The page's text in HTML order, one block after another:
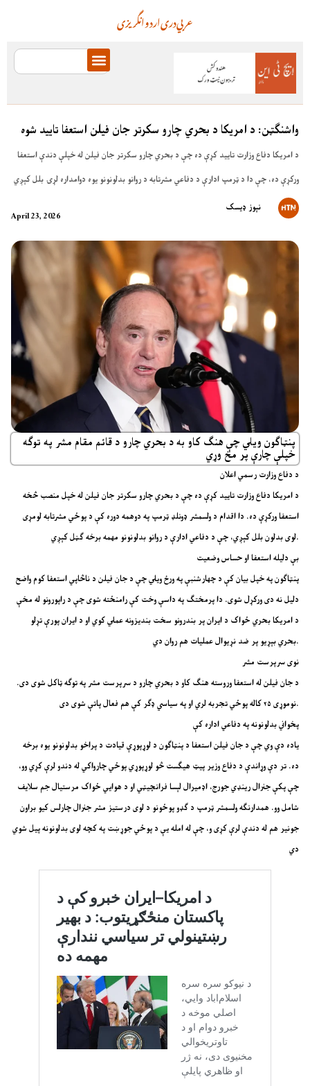
انگریزیاردودریعربي
واشنګټن: د امریکا د بحري چارو سکرتر جان فیلن استعفا تایید شوه
د امریکا دفاع وزارت تایید کړې ده چې د بحري چارو سکرتر جان فیلن له خپلې دندې استعفا
ورکړې ده، چې دا د ټرمپ ادارې د دفاعي مشرتابه د روانو بدلونونو یوه دوامداره لړۍ بلل کېږي
April 23, 2026
نېوز ډیسک
پنټاګون ویلي چې هنګ کاو به د بحري چارو د قائم مقام مشر په توګه
خپلې چارې پر مخ وړي
د دفاع وزارت رسمي اعلان
د امریکا دفاع وزارت تایید کړې ده چې د بحري چارو سکرتر جان فیلن له خپل منصب څخه
استعفا ورکړې ده. دا اقدام د ولسمشر ډونلډ ټرمپ په دوهمه دوره کې د پوځي مشرتابه لومړی
لوی بدلون بلل کېږي، چې د دفاعي ادارې د روانو بدلونونو مهمه برخه ګڼل کېږي.
بې دلیله استعفا او حساس وضعیت
پنټاګون په خپل بیان کې د چهارشنبې په ورځ ویلي چې د جان فیلن د ناڅاپي استعفا کوم واضح
دلیل نه دی ورکړل شوی. دا پرمختګ په داسې وخت کې رامنځته شوی چې د راپورونو له مخې
د امریکا بحري ځواک د ایران پر بندرونو سخت بندیزونه عملي کوي او د ایران پورې تړلو
بحري بېړیو پر ضد نړیوال عملیات هم روان دي.
نوی سرپرست مشر
د جان فیلن له استعفا وروسته هنګ کاو د بحري چارو د سرپرست مشر په توګه ټاکل شوی دی.
نوموړی ۲۵ کاله پوځي تجربه لري او په سیاسي ډګر کې هم فعال پاتې شوی دی.
پخواني بدلونونه په دفاعي اداره کې
یاده دې وي چې د جان فیلن استعفا د پنټاګون د لوړپوړې قیادت د پراخو بدلونونو یوه برخه
ده. تر دې وړاندې د دفاع وزیر پیټ هیګست څو لوړپوړي پوځي چارواکي له دندو لرې کړي وو،
چې پکې جنرال رینډي جورج، اډمیرال لېسا فرانچیټي او د هوایي ځواک مرستیال جم سلایف
شامل وو. همدارنګه ولسمشر ټرمپ د ګډو پوځونو د لوی درستیز مشر جنرال چارلس کیو براون
جونیر هم له دندې لرې کړی و، چې له امله یې د پوځي جوړښت په کچه لوی بدلونونه پیل شوي
دي